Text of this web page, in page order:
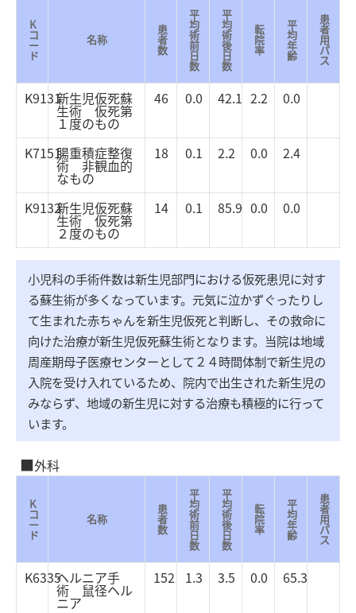
K
コ
ー
ド
名称
患
者
数
平
均
術
前
日
数
平
均
術
後
日
数
転
院
率
平
均
年
齢
患
者
用
パ
ス
K9131新生児仮死蘇
生術 仮死第
１度のもの
46 0.0 42.1 2.2 0.0
K7151腸重積症整復
術 非観血的
なもの
18 0.1 2.2 0.0 2.4
K9132新生児仮死蘇
生術 仮死第
２度のもの
14 0.1 85.9 0.0 0.0
小児科の手術件数は新生児部門における仮死患児に対す
る蘇生術が多くなっています。元気に泣かずぐったりし
て生まれた赤ちゃんを新生児仮死と判断し、その救命に
向けた治療が新生児仮死蘇生術となります。当院は地域
周産期母子医療センターとして２４時間体制で新生児の
入院を受け入れているため、院内で出生された新生児の
みならず、地域の新生児に対する治療も積極的に行って
います。
外科
K
コ
ー
ド
名称
患
者
数
平
均
術
前
日
数
平
均
術
後
日
数
転
院
率
平
均
年
齢
患
者
用
パ
ス
K6335ヘルニア手
術 鼠径ヘル
ニア
152 1.3 3.5 0.0 65.3